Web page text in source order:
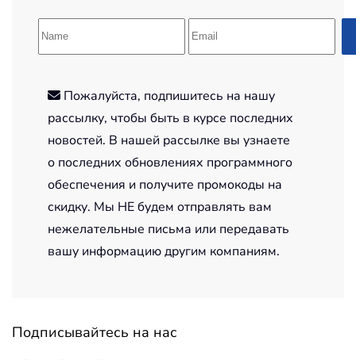
Пожалуйста, подпишитесь на нашу
рассылку, чтобы быть в курсе последних
новостей. В нашей рассылке вы узнаете
о последних обновлениях программного
обеспечения и получите промокоды на
скидку. Мы НЕ будем отправлять вам
нежелательные письма или передавать
вашу информацию другим компаниям.
Подписывайтесь на нас